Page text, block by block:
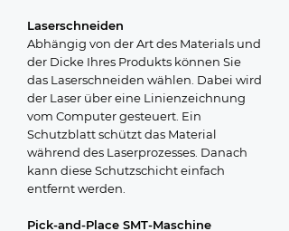
​Laserschneiden
Abhängig von der Art des Materials und
der Dicke Ihres Produkts können Sie
das Laserschneiden wählen. Dabei wird
der Laser über eine Linienzeichnung
vom Computer gesteuert. Ein
Schutzblatt schützt das Material
während des Laserprozesses. Danach
kann diese Schutzschicht einfach
entfernt werden.
Pick-and-Place SMT-Maschine